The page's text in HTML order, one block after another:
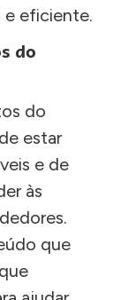
e eficiente.
do
do
estar
e de
às
que